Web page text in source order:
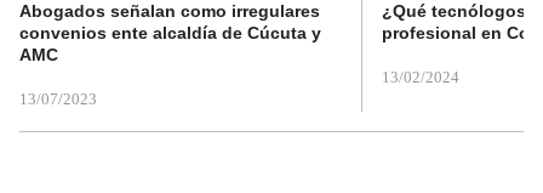
Abogados señalan como irregulares
convenios ente alcaldía de Cúcuta y
AMC
13/07/2023
¿Qué tecnólogos
profesional en
13/02/2024